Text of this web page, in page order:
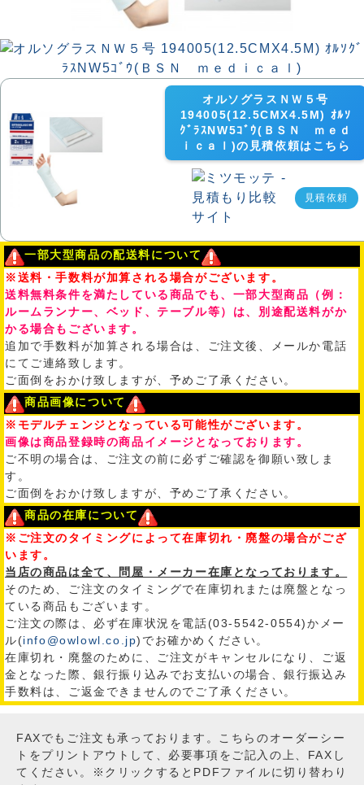
オルソグラスＮＷ５号
194005(12.5CMX4.5M) ｵﾙｿ
ｸﾞﾗｽNW5ｺﾞｳ(ＢＳＮ ｍｅｄ
ｉｃａｌ)の見積依頼はこちら
見積依頼
一部大型商品の配送料について
※送料・手数料が加算される場合がございます。
送料無料条件を満たしている商品でも、一部大型商品（例：
ルームランナー、ベッド、テーブル等）は、別途配送料がか
かる場合もございます。
追加で手数料が加算される場合は、ご注文後、メールか電話
にてご連絡致します。
ご面倒をおかけ致しますが、予めご了承ください。
商品画像について
※モデルチェンジとなっている可能性がございます。
画像は商品登録時の商品イメージとなっております。
ご不明の場合は、ご注文の前に必ずご確認を御願い致しま
す。
ご面倒をおかけ致しますが、予めご了承ください。
商品の在庫について
※ご注文のタイミングによって在庫切れ・廃盤の場合がござ
います。
当店の商品は全て、問屋・メーカー在庫となっております。
そのため、ご注文のタイミングで在庫切れまたは廃盤となっ
ている商品もございます。
ご注文の際は、必ず在庫状況を電話(03-5542-0554)かメー
ル(info@owlowl.co.jp)でお確かめください。
在庫切れ・廃盤のために、ご注文がキャンセルになり、ご返
金となった際、銀行振り込みでお支払いの場合、銀行振込み
手数料は、ご返金できませんのでご了承ください。
FAXでもご注文も承っております。こちらのオーダーシー
トをプリントアウトして、必要事項をご記入の上、FAXし
てください。※クリックするとPDFファイルに切り替わり